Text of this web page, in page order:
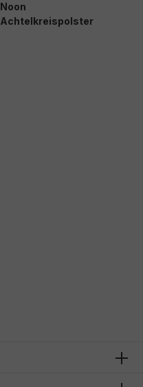
Noon
Achtelkreispolster